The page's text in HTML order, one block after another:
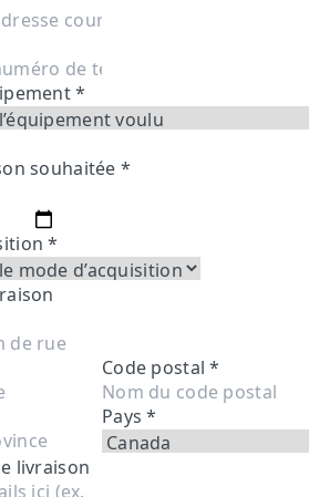
*
souhaitée*
*
Code postal*
Pays*
livraison